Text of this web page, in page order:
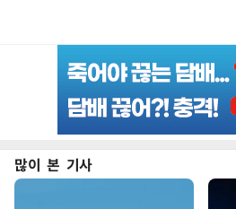
많이 본 기사